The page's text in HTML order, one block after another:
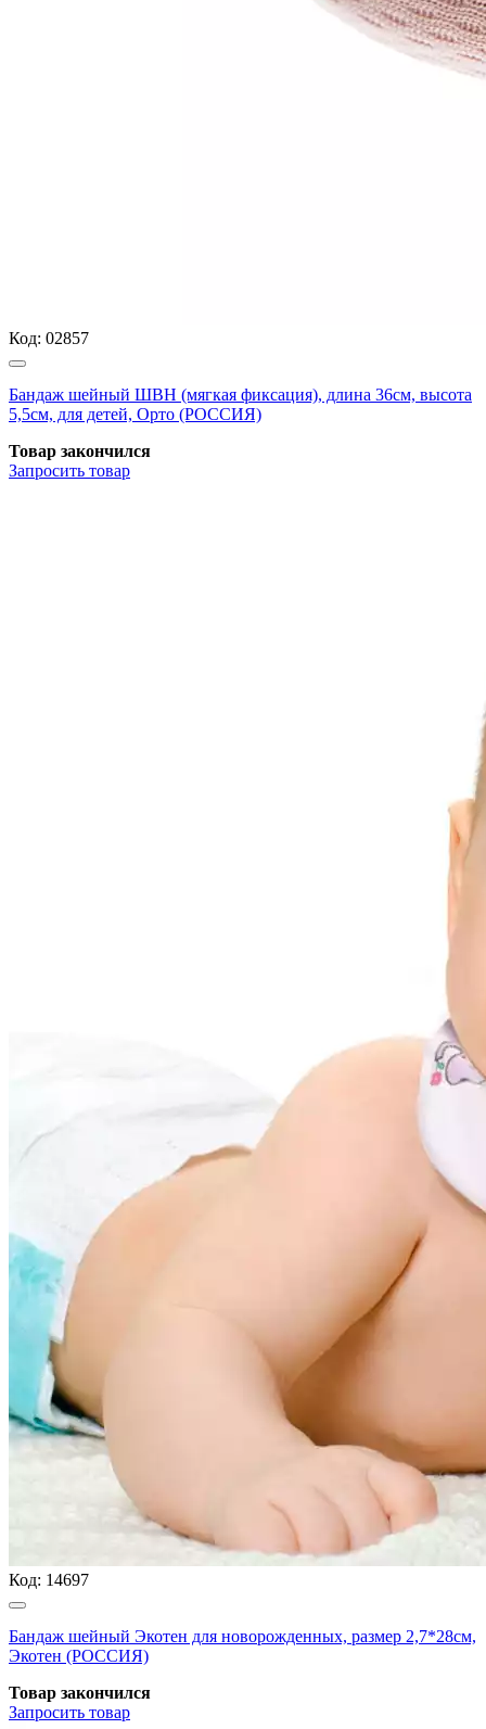
Код: 02857
Бандаж шейный ШВН (мягкая фиксация), длина 36см, высота
5,5см, для детей, Орто (РОССИЯ)
Товар закончился
Запросить товар
Код: 14697
Бандаж шейный Экотен для новорожденных, размер 2,7*28см,
Экотен (РОССИЯ)
Товар закончился
Запросить товар